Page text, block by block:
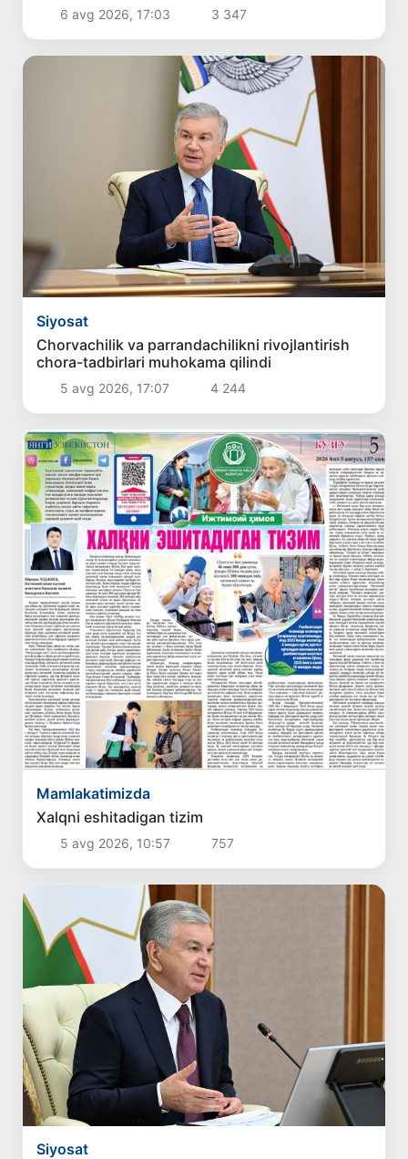
6 avg 2026, 17:03 3 347
Siyosat
Chorvachilik va parrandachilikni rivojlantirish
chora-tadbirlari muhokama qilindi
5 avg 2026, 17:07 4 244
Mamlakatimizda
Xalqni eshitadigan tizim
5 avg 2026, 10:57 757
Siyosat